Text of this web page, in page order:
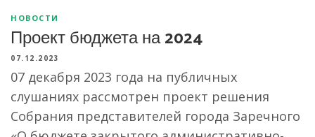
НОВОСТИ
Проект бюджета на 2024
07.12.2023
07 декабря 2023 года на публичных
слушаниях рассмотрен проект решения
Собрания представителей города Заречного